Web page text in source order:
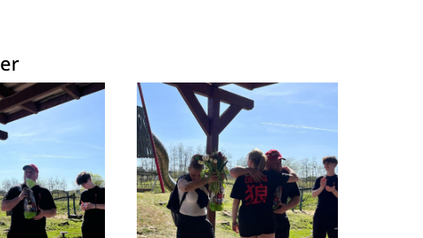
Kontakt
05971-97490
info@tvjahnrheine.de
facebook
instagram